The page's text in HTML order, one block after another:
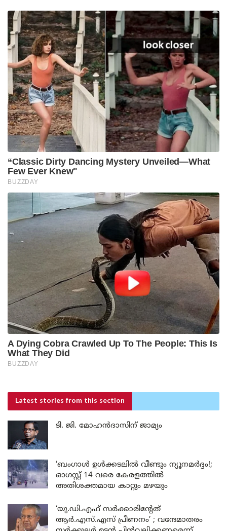
Latest stories from this section
ടി. ജി. മോഹൻദാസിന് ജാമ്യം
‘ബംഗാൾ ഉൾക്കടലിൽ വീണ്ടും ന്യൂനമർദ്ദം!;
ഓഗസ്റ്റ് 14 വരെ കേരളത്തിൽ
അതിശക്തമായ കാറ്റും മഴയും
‘യു.ഡി.എഫ് സർക്കാരിന്റേത്
ആർ.എസ്.എസ് പ്രീണനം’ ; വന്ദേമാതരം